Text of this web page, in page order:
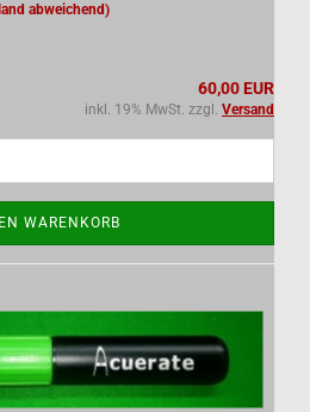
abweichend)
60,00 EUR
inkl. 19% MwSt. zzgl. Versand
WARENKORB